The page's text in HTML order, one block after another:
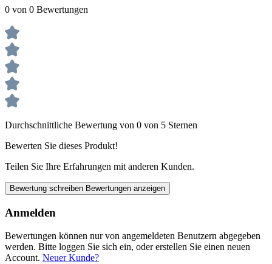
0 von 0 Bewertungen
Durchschnittliche Bewertung von 0 von 5 Sternen
Bewerten Sie dieses Produkt!
Teilen Sie Ihre Erfahrungen mit anderen Kunden.
Bewertung schreiben Bewertungen anzeigen
Anmelden
Bewertungen können nur von angemeldeten Benutzern abgegeben
werden. Bitte loggen Sie sich ein, oder erstellen Sie einen neuen
Account. Neuer Kunde?